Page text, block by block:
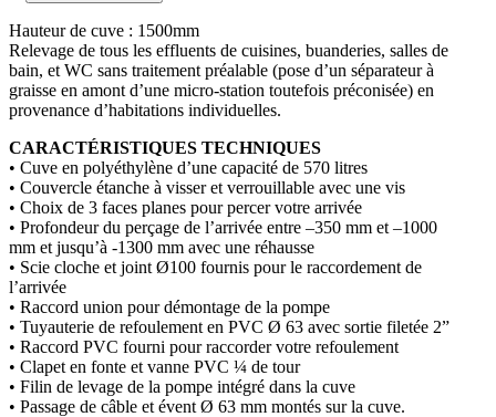
Hauteur de cuve : 1500mm
Relevage de tous les effluents de cuisines, buanderies, salles de
bain, et WC sans traitement préalable (pose d’un séparateur à
graisse en amont d’une micro-station toutefois préconisée) en
provenance d’habitations individuelles.
CARACTÉRISTIQUES TECHNIQUES
• Cuve en polyéthylène d’une capacité de 570 litres
• Couvercle étanche à visser et verrouillable avec une vis
• Choix de 3 faces planes pour percer votre arrivée
• Profondeur du perçage de l’arrivée entre –350 mm et –1000
mm et jusqu’à -1300 mm avec une réhausse
• Scie cloche et joint Ø100 fournis pour le raccordement de
l’arrivée
• Raccord union pour démontage de la pompe
• Tuyauterie de refoulement en PVC Ø 63 avec sortie filetée 2”
• Raccord PVC fourni pour raccorder votre refoulement
• Clapet en fonte et vanne PVC ¼ de tour
• Filin de levage de la pompe intégré dans la cuve
• Passage de câble et évent Ø 63 mm montés sur la cuve.